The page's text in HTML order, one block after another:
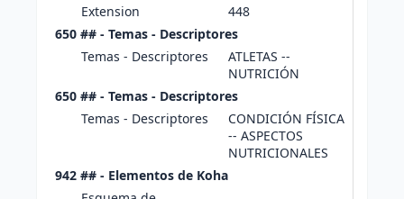
Extension
448
650 ## - Temas - Descriptores
Temas - Descriptores
ATLETAS --
NUTRICIÓN
650 ## - Temas - Descriptores
Temas - Descriptores
CONDICIÓN FÍSICA
-- ASPECTOS
NUTRICIONALES
942 ## - Elementos de Koha